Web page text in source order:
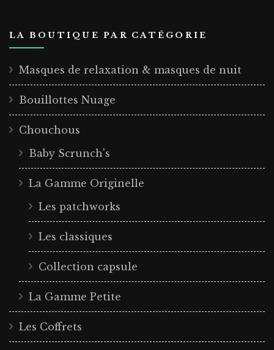
LA BOUTIQUE PAR CATÉGORIE
Masques de relaxation & masques de nuit
Bouillottes Nuage
Chouchous
Baby Scrunch's
La Gamme Originelle
Les patchworks
Les classiques
Collection capsule
La Gamme Petite
Les Coffrets